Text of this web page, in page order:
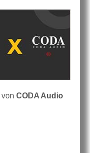
von CODA Audio